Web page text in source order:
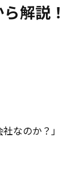
解説！
なのか？」